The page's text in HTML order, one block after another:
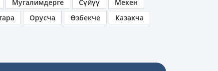
Мугалимдерге Сүйүү
Мекен
Орусча Өзбекче
Казакча